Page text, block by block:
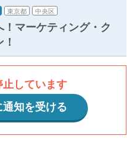
東京都 中央区
マーケティング・ク
しています
知を受ける